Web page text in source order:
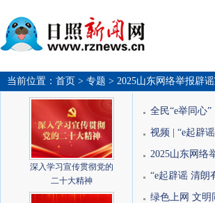
当前位置： 首页 > 专题 > 2025山东网络举报辟
深入学习宣传贯彻党的
二十大精神
全民“e举同心
视频 | “e起辟
2025山东网络
“e起辟谣 清朗
绿色上网 文明